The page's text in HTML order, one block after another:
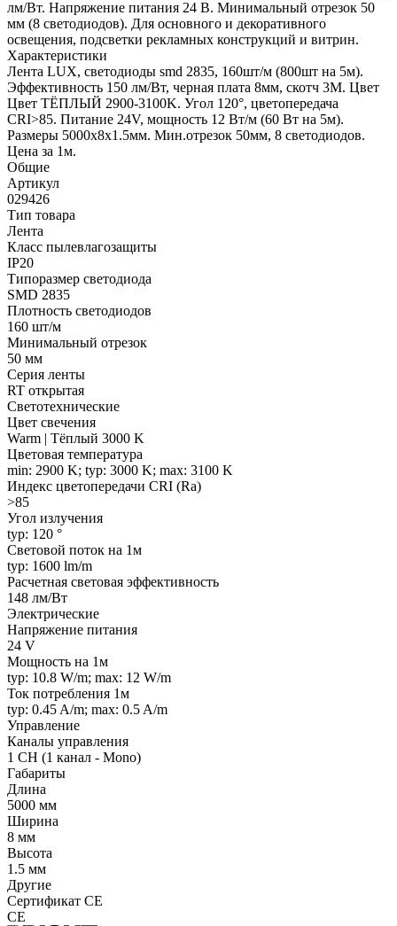
лм/Вт. Напряжение питания 24 В. Минимальный отрезок 50
мм (8 светодиодов). Для основного и декоративного
освещения, подсветки рекламных конструкций и витрин.
Характеристики
Лента LUX, светодиоды smd 2835, 160шт/м (800шт на 5м).
Эффективность 150 лм/Вт, черная плата 8мм, скотч 3М. Цвет
Цвет ТЁПЛЫЙ 2900-3100K. Угол 120°, цветопередача
CRI>85. Питание 24V, мощность 12 Вт/м (60 Вт на 5м).
Размеры 5000х8х1.5мм. Мин.отрезок 50мм, 8 светодиодов.
Цена за 1м.
Общие
Артикул
029426
Тип товара
Лента
Класс пылевлагозащиты
IP20
Типоразмер светодиода
SMD 2835
Плотность светодиодов
160 шт/м
Минимальный отрезок
50 мм
Серия ленты
RT открытая
Светотехнические
Цвет свечения
Warm | Тёплый 3000 K
Цветовая температура
min: 2900 K; typ: 3000 K; max: 3100 K
Индекс цветопередачи CRI (Ra)
>85
Угол излучения
typ: 120 °
Световой поток на 1м
typ: 1600 lm/m
Расчетная световая эффективность
148 лм/Вт
Электрические
Напряжение питания
24 V
Мощность на 1м
typ: 10.8 W/m; max: 12 W/m
Ток потребления 1м
typ: 0.45 A/m; max: 0.5 A/m
Управление
Каналы управления
1 CH (1 канал - Mono)
Габариты
Длина
5000 мм
Ширина
8 мм
Высота
1.5 мм
Другие
Сертификат CE
CE